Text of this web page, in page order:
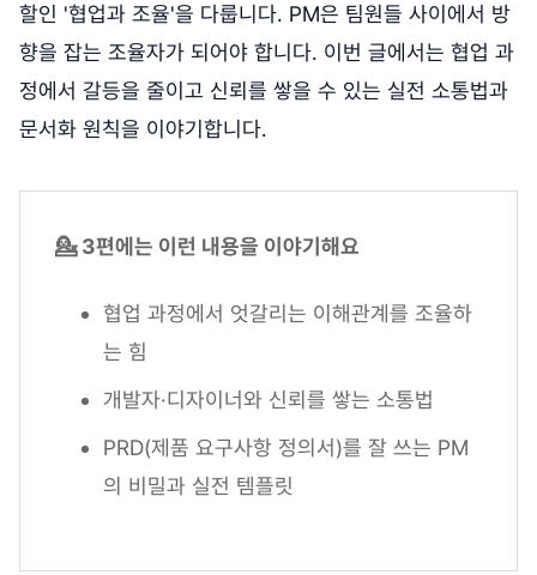
할인 '협업과 조율'을 다룹니다. PM은 팀원들 사이에서 방
향을 잡는 조율자가 되어야 합니다. 이번 글에서는 협업 과
정에서 갈등을 줄이고 신뢰를 쌓을 수 있는 실전 소통법과
문서화 원칙을 이야기합니다.
💁 3편에는 이런 내용을 이야기해요
협업 과정에서 엇갈리는 이해관계를 조율하
는 힘
개발자·디자이너와 신뢰를 쌓는 소통법
PRD(제품 요구사항 정의서)를 잘 쓰는 PM
의 비밀과 실전 템플릿